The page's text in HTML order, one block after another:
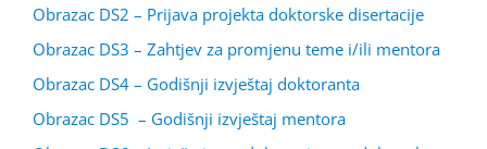
Obrazac DS2 – Prijava projekta doktorske disertacije
Obrazac DS3 – Zahtjev za promjenu teme i/ili mentora
Obrazac DS4 – Godišnji izvještaj doktoranta
Obrazac DS5 – Godišnji izvještaj mentora